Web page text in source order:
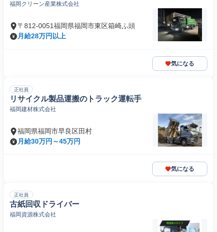
福岡クリーン産業株式会社
〒812-0051福岡県福岡市東区箱崎ふ頭
月給28万円以上
気になる
正社員
リサイクル製品運搬のトラック運転手
福岡建材株式会社
福岡県福岡市早良区田村
月給30万円～45万円
気になる
正社員
古紙回収ドライバー
福岡資源株式会社